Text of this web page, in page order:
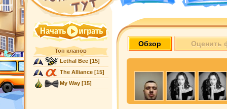
Топ кланов
Lethal Bee[15]
The Alliance[15]
My Way[15]
Обзор Оценить